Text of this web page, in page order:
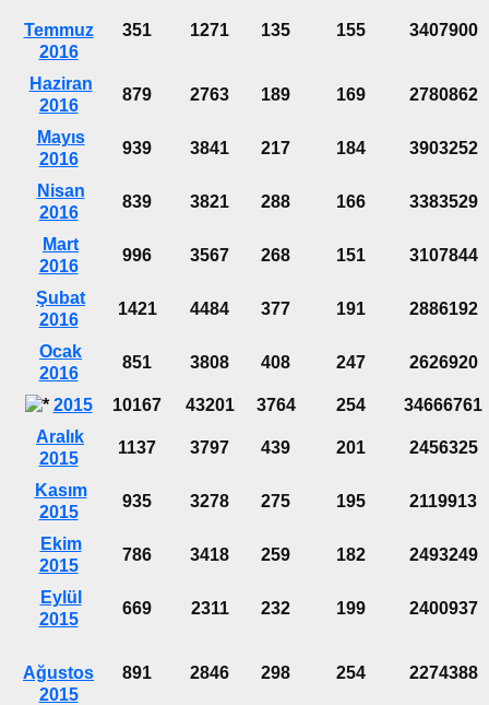
Temmuz
2016
351 1271 135 155 3407900
Haziran
2016
879 2763 189 169 2780862
Mayıs
2016
939 3841 217 184 3903252
Nisan
2016
839 3821 288 166 3383529
Mart
2016
996 3567 268 151 3107844
Şubat
2016
1421 4484 377 191 2886192
Ocak
2016
851 3808 408 247 2626920
2015 10167 43201 3764 254
34666761
Aralık
2015
1137 3797 439 201 2456325
Kasım
2015
935 3278 275 195 2119913
Ekim
2015
786 3418 259 182 2493249
Eylül
2015
669 2311 232 199 2400937
Ağustos
2015
891 2846 298 254 2274388